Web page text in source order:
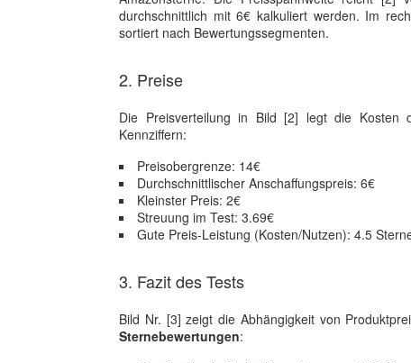
durchschnittlich mit 6€ kalkuliert werden. Im
sortiert nach Bewertungssegmenten.
2. Preise
Die Preisverteilung in Bild [2] legt die Kosten
Kennziffern:
Preisobergrenze: 14€
Durchschnittlischer Anschaffungspreis: 6€
Kleinster Preis: 2€
Streuung im Test: 3.69€
Gute Preis-Leistung (Kosten/Nutzen): 4.5
3. Fazit des Tests
Bild Nr. [3] zeigt die Abhängigkeit von
Sternebewertungen: